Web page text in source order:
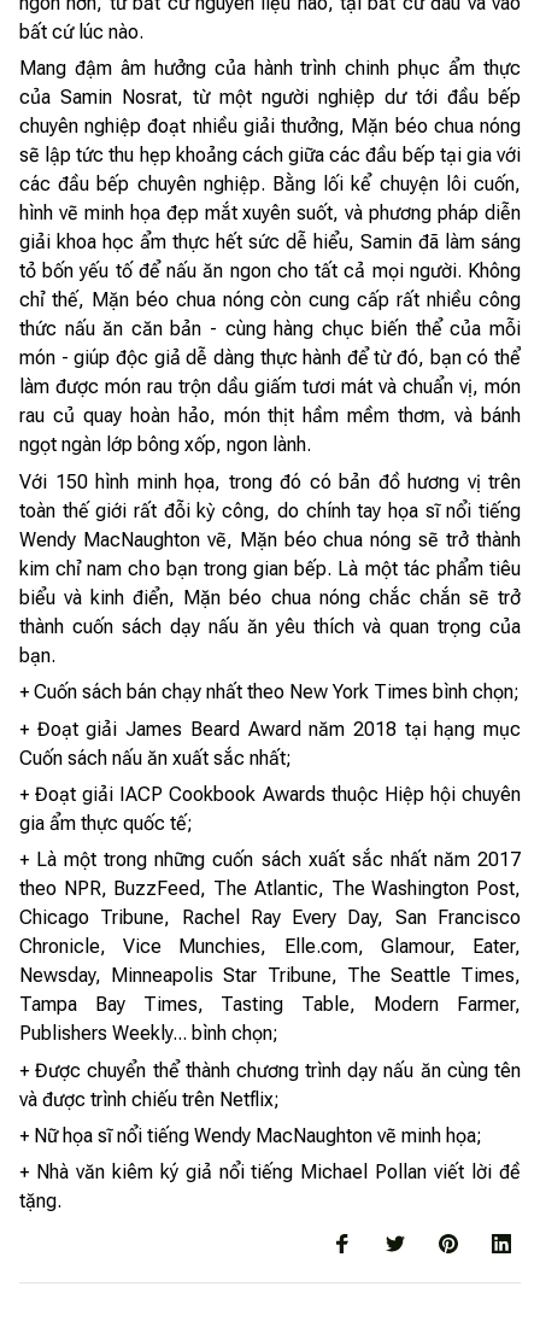
bất cứ lúc nào.
Mang đậm âm hưởng của hành trình chinh phục ẩm thực
của Samin Nosrat, từ một người nghiệp dư tới đầu bếp
chuyên nghiệp đoạt nhiều giải thưởng, Mặn béo chua nóng
sẽ lập tức thu hẹp khoảng cách giữa các đầu bếp tại gia với
các đầu bếp chuyên nghiệp. Bằng lối kể chuyện lôi cuốn,
hình vẽ minh họa đẹp mắt xuyên suốt, và phương pháp diễn
giải khoa học ẩm thực hết sức dễ hiểu, Samin đã làm sáng
tỏ bốn yếu tố để nấu ăn ngon cho tất cả mọi người. Không
chỉ thế, Mặn béo chua nóng còn cung cấp rất nhiều công
thức nấu ăn căn bản - cùng hàng chục biến thể của mỗi
món - giúp độc giả dễ dàng thực hành để từ đó, bạn có thể
làm được món rau trộn dầu giấm tươi mát và chuẩn vị, món
rau củ quay hoàn hảo, món thịt hầm mềm thơm, và bánh
ngọt ngàn lớp bông xốp, ngon lành.
Với 150 hình minh họa, trong đó có bản đồ hương vị trên
toàn thế giới rất đỗi kỳ công, do chính tay họa sĩ nổi tiếng
Wendy MacNaughton vẽ, Mặn béo chua nóng sẽ trở thành
kim chỉ nam cho bạn trong gian bếp. Là một tác phẩm tiêu
biểu và kinh điển, Mặn béo chua nóng chắc chắn sẽ trở
thành cuốn sách dạy nấu ăn yêu thích và quan trọng của
bạn.
+ Cuốn sách bán chạy nhất theo New York Times bình chọn;
+ Đoạt giải James Beard Award năm 2018 tại hạng mục
Cuốn sách nấu ăn xuất sắc nhất;
+ Đoạt giải IACP Cookbook Awards thuộc Hiệp hội chuyên
gia ẩm thực quốc tế;
+ Là một trong những cuốn sách xuất sắc nhất năm 2017
theo NPR, BuzzFeed, The Atlantic, The Washington Post,
Chicago Tribune, Rachel Ray Every Day, San Francisco
Chronicle, Vice Munchies, Elle.com, Glamour, Eater,
Newsday, Minneapolis Star Tribune, The Seattle Times,
Tampa Bay Times, Tasting Table, Modern Farmer,
Publishers Weekly... bình chọn;
+ Được chuyển thể thành chương trình dạy nấu ăn cùng tên
và được trình chiếu trên Netflix;
+ Nữ họa sĩ nổi tiếng Wendy MacNaughton vẽ minh họa;
+ Nhà văn kiêm ký giả nổi tiếng Michael Pollan viết lời đề
tặng.